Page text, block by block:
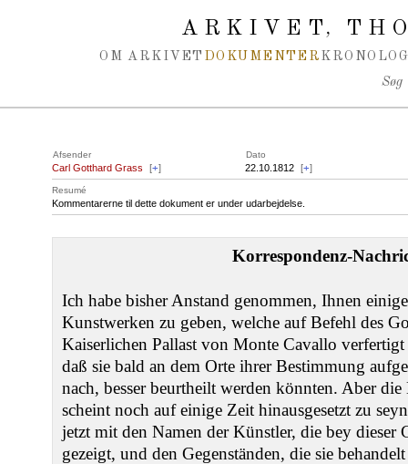
ARKIVET,
OM ARKIVET DOKUMENTER
Søg
Afsender Dato
Carl Gotthard Grass [+] 22.10.1812 [+]
Resumé
Kommentarerne til dette dokument er under udarbejdelse.
Korrespondenz-
Ich habe bisher Anstand genommen, Ihnen
Kunstwerken zu geben, welche auf Befehl des
Kaiserlichen Pallast von Monte Cavallo
daß sie bald an dem Orte ihrer Bestimmung
nach, besser beurtheilt werden könnten. Aber
scheint noch auf einige Zeit hinausgesetzt zu
jetzt mit den Namen der Künstler, die bey dieser
gezeigt, und den Gegenständen, die sie